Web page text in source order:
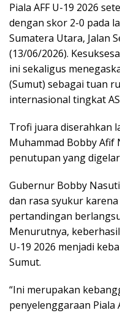
Piala AFF U-19 2026
dengan skor 2-0 pada
Sumatera Utara, Jalan
(13/06/2026).
ini sekaligus
(Sumut) sebagai tuan
internasional tingkat
Trofi juara diserahkan
Muhammad Bobby Afif
penutupan yang
Gubernur Bobby
dan rasa syukur
pertandingan
Menurutnya,
U-19 2026 menjadi
Sumut.
“Ini merupakan
penyelenggaraan Piala